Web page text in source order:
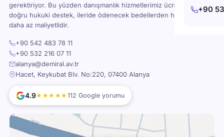
+90
gerektiriyor. Bu yüzden danışmanlık hizmetlerimiz ücretlidir — ama
doğru hukuki destek, ileride ödenecek bedellerden her zaman
daha az maliyetlidir.
+90 542 483 78 11
+90 532 216 07 11
alanya@demiral.av.tr
Hacet, Keykubat Blv. No:220, 07400 Alanya
4.9★★★★★112 Google yorumu